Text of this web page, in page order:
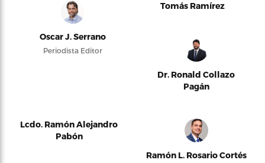
Oscar J. Serrano
Periodista Editor
Tomás Ramírez
Dr. Ronald Collazo
Pagán
Lcdo. Ramón Alejandro
Pabón
Ramón L. Rosario Cortés